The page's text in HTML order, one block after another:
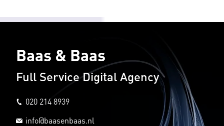
Baas & Baas
Full Service Digital Agency
020 214 8939
info@baasenbaas.nl